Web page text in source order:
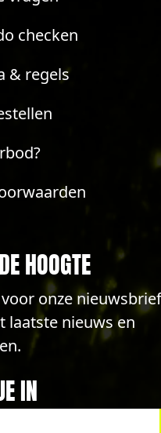
checken
& regels
HOOGTE
onze
laatste nieuws en
IN